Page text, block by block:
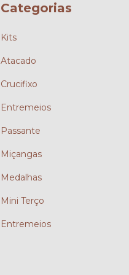
Categorias
Kits
Atacado
Crucifixo
Entremeios
Passante
Miçangas
Medalhas
Mini Terço
Entremeios